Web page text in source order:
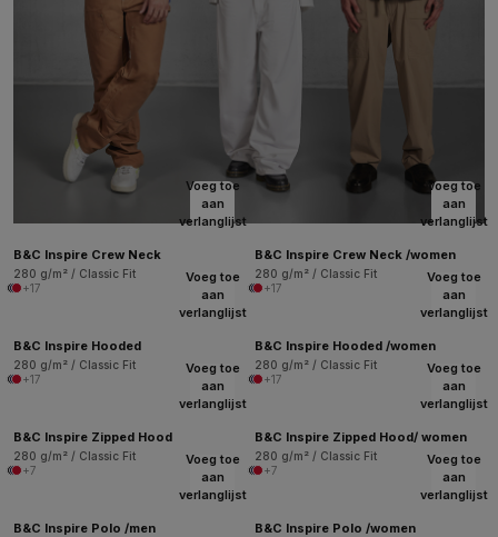
Voeg toe
aan
verlanglijst
B&C Inspire Crew Neck
280 g/m² / Classic Fit
+17
Voeg toe
aan
verlanglijst
B&C Inspire Crew Neck /women
280 g/m² / Classic Fit
+17
Voeg toe
aan
verlanglijst
B&C Inspire Hooded
280 g/m² / Classic Fit
+17
Voeg toe
aan
verlanglijst
B&C Inspire Hooded /women
280 g/m² / Classic Fit
+17
Voeg toe
aan
verlanglijst
B&C Inspire Zipped Hood
280 g/m² / Classic Fit
+7
Voeg toe
aan
verlanglijst
B&C Inspire Zipped Hood/ women
280 g/m² / Classic Fit
+7
Voeg toe
aan
verlanglijst
B&C Inspire Polo /men
Voeg toe
aan
verlanglijst
B&C Inspire Polo /women